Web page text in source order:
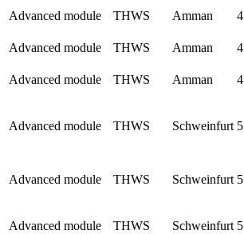
Advanced module
THWS Amman 4
Advanced module
THWS Amman 4
Advanced module
THWS Amman 4
Advanced module THWS Schweinfurt 5
Advanced module THWS Schweinfurt 5
Advanced module THWS Schweinfurt 5